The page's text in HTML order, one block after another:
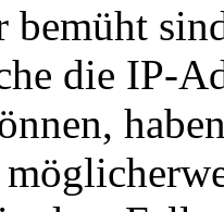
bemüht
die IP-